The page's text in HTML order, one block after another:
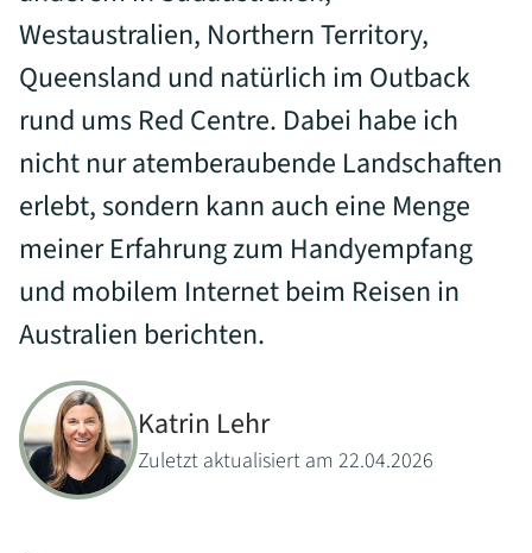
Westaustralien, Northern Territory,
Queensland und natürlich im Outback
rund ums Red Centre. Dabei habe ich
nicht nur atemberaubende Landschaften
erlebt, sondern kann auch eine Menge
meiner Erfahrung zum Handyempfang
und mobilem Internet beim Reisen in
Australien berichten.
Katrin Lehr
Zuletzt aktualisiert am 22.04.2026